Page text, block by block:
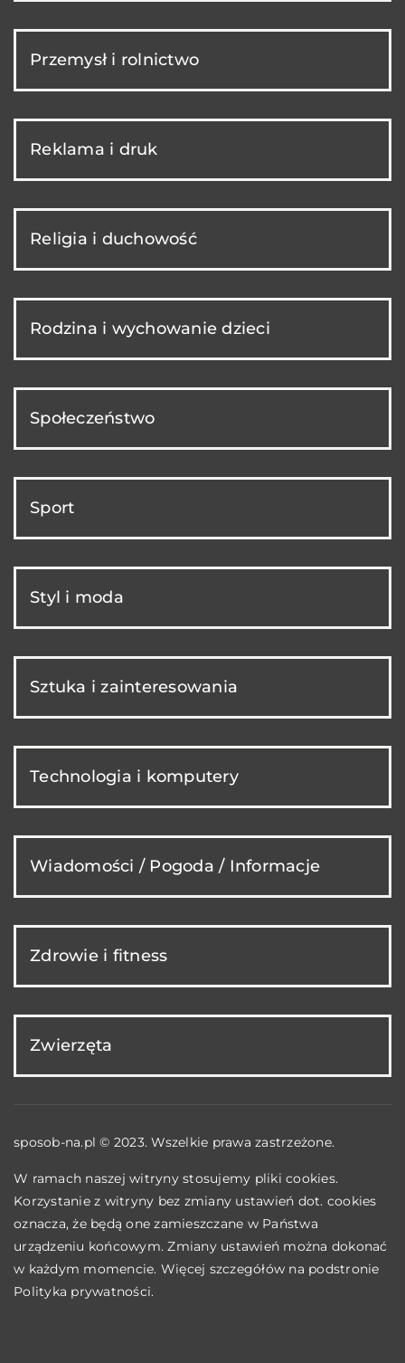
Przemysł i rolnictwo
Reklama i druk
Religia i duchowość
Rodzina i wychowanie dzieci
Społeczeństwo
Sport
Styl i moda
Sztuka i zainteresowania
Technologia i komputery
Wiadomości / Pogoda / Informacje
Zdrowie i fitness
Zwierzęta
sposob-na.pl © 2023. Wszelkie prawa zastrzeżone.
W ramach naszej witryny stosujemy pliki cookies.
Korzystanie z witryny bez zmiany ustawień dot. cookies
oznacza, że będą one zamieszczane w Państwa
urządzeniu końcowym. Zmiany ustawień można dokonać
w każdym momencie. Więcej szczegółów na podstronie
Polityka prywatności.